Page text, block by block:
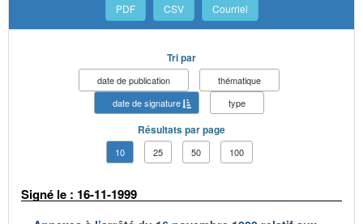
PDF CSV Courriel
Tri par
date de publication
thématique
date de signature
type
Résultats par page
10 25 50 100
Signé le : 16-11-1999